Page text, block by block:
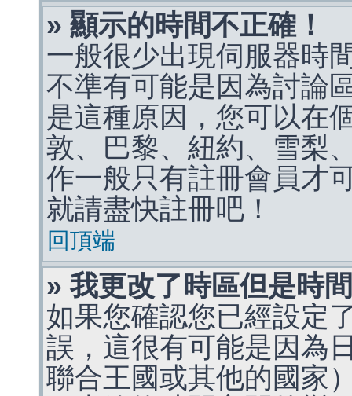
» 顯示的時間不正確！
一般很少出現伺服器時
不準有可能是因為討論
是這種原因，您可以在
敦、巴黎、紐約、雪梨
作一般只有註冊會員才
就請盡快註冊吧！
回頂端
» 我更改了時區但是時
如果您確認您已經設定
誤，這很有可能是因為
聯合王國或其他的國家